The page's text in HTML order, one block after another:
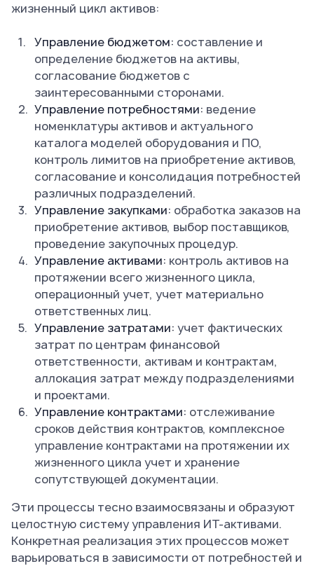
жизненный цикл активов:
Управление бюджетом: составление и
определение бюджетов на активы,
согласование бюджетов с
заинтересованными сторонами.
Управление потребностями: ведение
номенклатуры активов и актуального
каталога моделей оборудования и ПО,
контроль лимитов на приобретение активов,
согласование и консолидация потребностей
различных подразделений.
Управление закупками: обработка заказов на
приобретение активов, выбор поставщиков,
проведение закупочных процедур.
Управление активами: контроль активов на
протяжении всего жизненного цикла,
операционный учет, учет материально
ответственных лиц.
Управление затратами: учет фактических
затрат по центрам финансовой
ответственности, активам и контрактам,
аллокация затрат между подразделениями
и проектами.
Управление контрактами: отслеживание
сроков действия контрактов, комплексное
управление контрактами на протяжении их
жизненного цикла учет и хранение
сопутствующей документации.
Эти процессы тесно взаимосвязаны и образуют
целостную систему управления ИТ-активами.
Конкретная реализация этих процессов может
варьироваться в зависимости от потребностей и